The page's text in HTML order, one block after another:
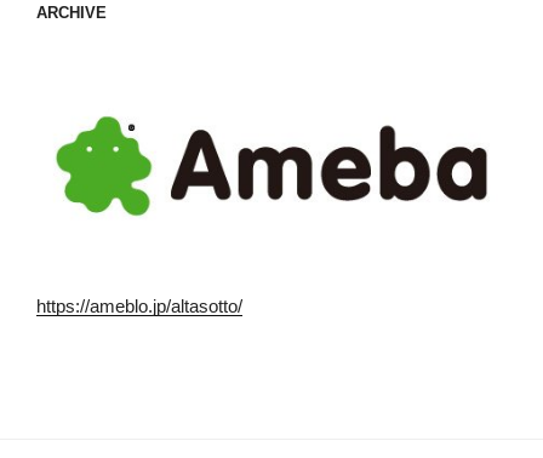
ARCHIVE
https://ameblo.jp/altasotto/